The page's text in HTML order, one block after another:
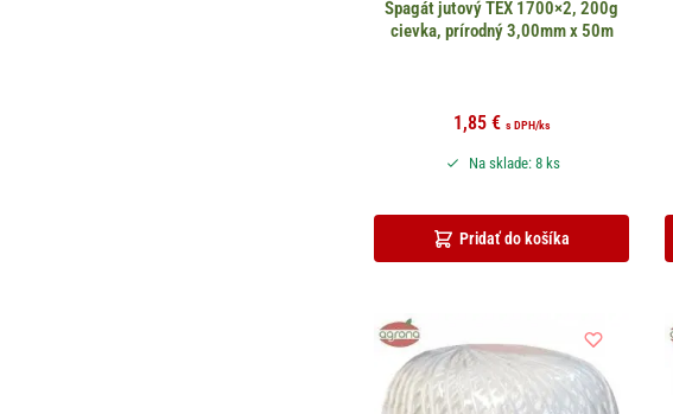
Špagát jutový TEX 1700×2, 200g
cievka, prírodný 3,00mm x 50m
1,85 € s DPH/ks
Pridať do košíka
Na sklade: 8 ks